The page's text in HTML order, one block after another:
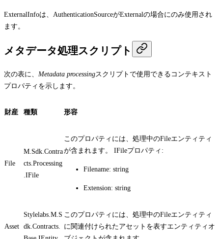
ExternalInfoは、 AuthenticationSourceがExternalの場合にのみ使用され
ます。
メタデータ処理スクリプト
次の表に、 Metadata processingスクリプトで使用できるコンテキスト
プロパティを示します。
財産 種類 形容
File
M.Sdk.Contra
cts.Processing
.IFile
このプロパティには、処理中のFileエンティティ
が含まれます。 IFileプロパティ:
Filename: string
Extension: string
Asset
Stylelabs.M.S
dk.Contracts.
このプロパティには、処理中のFileエンティティ
に関連付けられたアセットを表すエンティティオ